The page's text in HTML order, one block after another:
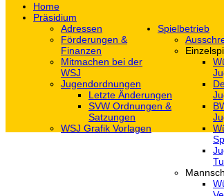
Home
Präsidium
Adressen
Förderungen &
Finanzen
Mitmachen bei der
WSJ
Jugendordnungen
Letzte Änderungen
SVW Ordnungen &
Satzungen
WSJ Grafik Vorlagen
Spielbetrieb